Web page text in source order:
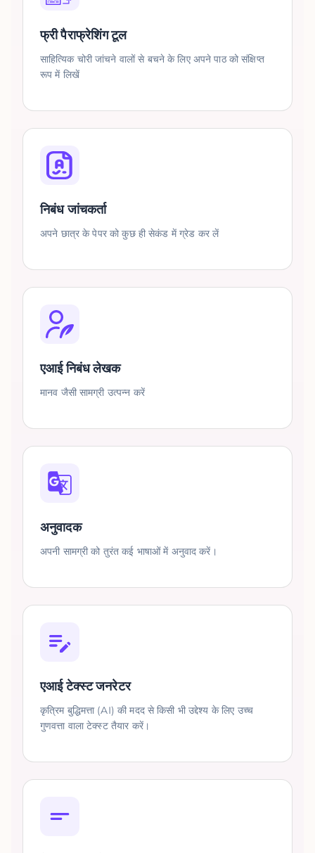
फ्री पैराफ्रेशिंग टूल
साहित्यिक चोरी जांचने वालों से बचने के लिए अपने पाठ को संक्षिप्त
रूप में लिखें
निबंध जांचकर्ता
अपने छात्र के पेपर को कुछ ही सेकंड में ग्रेड कर लें
एआई निबंध लेखक
मानव जैसी सामग्री उत्पन्न करें
अनुवादक
अपनी सामग्री को तुरंत कई भाषाओं में अनुवाद करें।
एआई टेक्स्ट जनरेटर
कृत्रिम बुद्धिमत्ता (AI) की मदद से किसी भी उद्देश्य के लिए उच्च
गुणवत्ता वाला टेक्स्ट तैयार करें।